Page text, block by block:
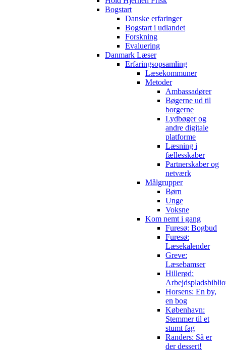
Bogstart
Danske erfaringer
Bogstart i udlandet
Forskning
Evaluering
Danmark Læser
Erfaringsopsamling
Læsekommuner
Metoder
Ambassadører
Bøgerne ud til
borgerne
Lydbøger og
andre digitale
platforme
Læsning i
fællesskaber
Partnerskaber og
netværk
Målgrupper
Børn
Unge
Voksne
Kom nemt i gang
Furesø: Bogbud
Furesø:
Læsekalender
Greve:
Læsebamser
Hillerød:
Horsens: En by,
en bog
København:
Stemmer til et
stumt fag
Randers: Så er
der dessert!